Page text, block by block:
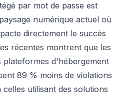
par mot de passe est
numérique actuel où
directement le succès
récentes montrent que les
plateformes d'hébergement
89 % moins de violations
utilisant des solutions